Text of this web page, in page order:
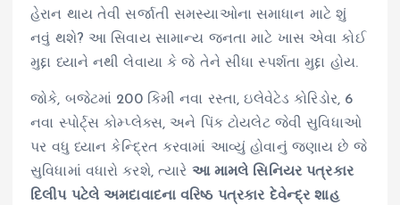
હેરાન થાય તેવી સર્જાતી સમસ્યાઓના સમાધાન માટે શું
નવું થશે? આ સિવાય સામાન્ય જનતા માટે ખાસ એવા કોઈ
મુદ્દા ધ્યાને નથી લેવાયા કે જે તેને સીધા સ્પર્શતા મુદ્દા હોય.
જોકે, બજેટમાં 200 કિમી નવા રસ્તા, ઇલેવેટેડ કોરિડોર, 6
નવા સ્પોર્ટ્સ કોમ્પ્લેક્સ, અને પિંક ટોયલેટ જેવી સુવિધાઓ
પર વધુ ધ્યાન કેન્દ્રિત કરવામાં આવ્યું હોવાનું જણાય છે જે
સુવિધામાં વધારો કરશે, ત્યારે આ મામલે સિનિયર પત્રકાર
દિલીપ પટેલે અમદાવાદના વરિષ્ઠ પત્રકાર દેવેન્દ્ર શાહ